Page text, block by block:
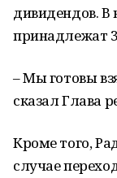
дивидендов.
принадлежат
– Мы готовы
сказал Глава
Кроме того,
случае